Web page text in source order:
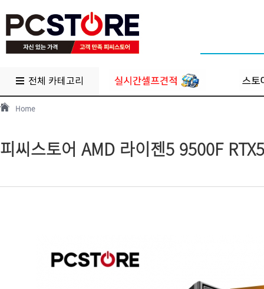
전체 카테고리
Home
피씨스토어 AMD 라이젠5 9500F